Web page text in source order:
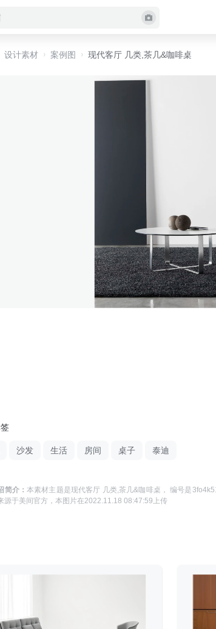
设计素材 案例图 现代客厅 几类,茶几&咖啡桌
沙发 生活 房间 桌子 泰迪
简介： 本素材主题是现代客厅 几类,茶几&咖啡桌 ， 编号是
源于美间官方 ，本图片在2022.11.18 08:47:59 上传